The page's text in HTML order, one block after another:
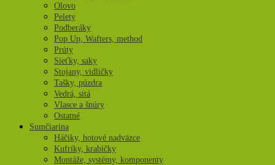
Olovo
Pelety
Podberáky
Pop Up, Wafters, method
Prúty
Sieťky, saky
Stojany, vidličky
Tašky, púzdra
Vedrá, sitá
Vlasce a šnúry
Ostatné
Sumčiarina
Háčiky, hotové nadväzce
Kufríky, krabičky
Montáže, systémy, komponenty